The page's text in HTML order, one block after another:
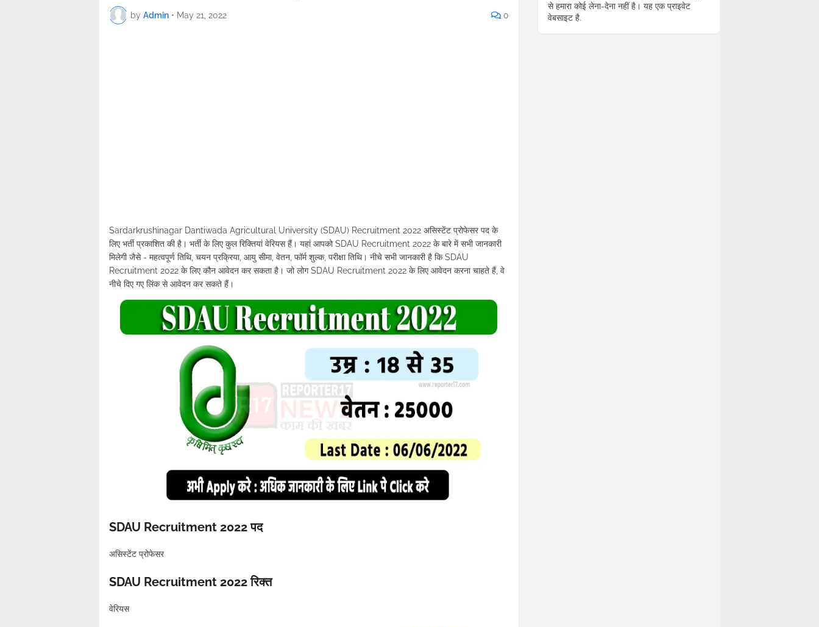
by Admin • May 21, 2022 0
Sardarkrushinagar Dantiwada Agricultural University (SDAU) Recruitment 2022 असिस्टेंट प्रोफेसर पद के
लिए भर्ती प्रकाशित की है। भर्ती के लिए कुल रिक्तियां वेरियस हैं। यहां आपको SDAU Recruitment 2022 के बारे में सभी जानकारी
मिलेगी जैसे - महत्वपूर्ण तिथि, चयन प्रक्रिया, आयु सीमा, वेतन, फॉर्म शुल्क, परीक्षा तिथि। नीचे सभी जानकारी है कि SDAU
Recruitment 2022 के लिए कौन आवेदन कर सकता है। जो लोग SDAU Recruitment 2022 के लिए आवेदन करना चाहते हैं, वे
नीचे दिए गए लिंक से आवेदन कर सकते हैं।
SDAU Recruitment 2022 पद
असिस्टेंट प्रोफेसर
SDAU Recruitment 2022 रिक्त
वेरियस
से हमारा कोई लेना-देना नहीं है। यह एक प्राइवेट
वेबसाइट है.